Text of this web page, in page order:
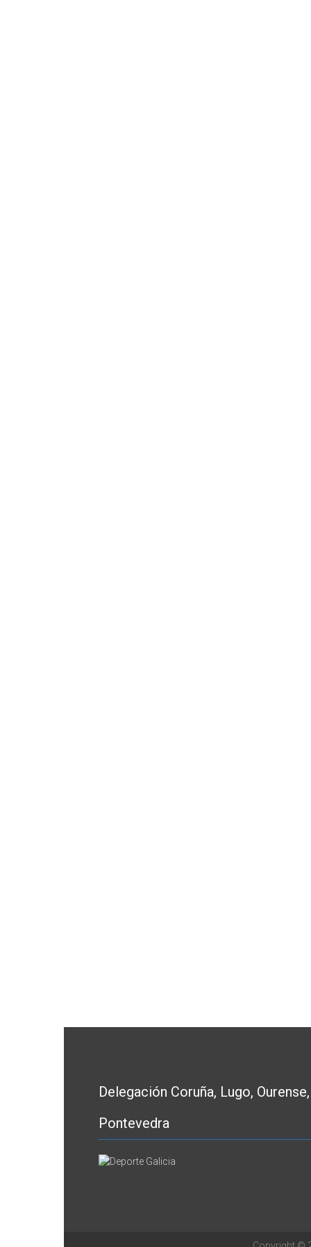
Delegación Coruña, Lugo, Ourense,
Pontevedra